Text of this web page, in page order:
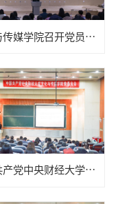
文化与传媒学院召开党员大会选举出席学校第七次党代会代表
中国共产党中央财经大学文化与传媒学院党员大会隆重召开